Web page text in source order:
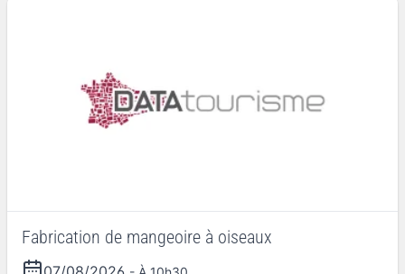
Fabrication de mangeoire à oiseaux